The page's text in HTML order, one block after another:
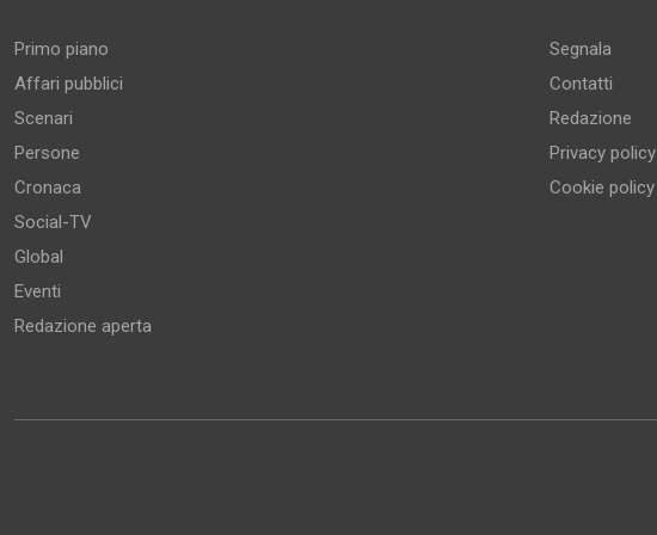
Primo piano
Affari pubblici
Scenari
Persone
Cronaca
Social-TV
Global
Eventi
Redazione aperta
Segnala
Contatti
Redazione
Privacy policy
Cookie policy